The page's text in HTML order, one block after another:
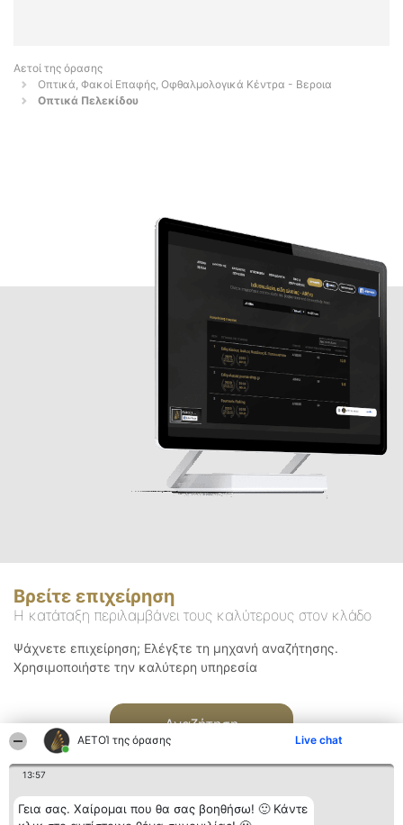
ΑΕΤΟΊ της όρασης Live chat
13:57
Γεια σας. Χαίρομαι που θα σας βοηθήσω! 🙂 Κάντε
Αετοί της όρασης
Οπτικά, Φακοί Επαφής, Οφθαλμολογικά Κέντρα - Βεροια
Οπτικά Πελεκίδου
Βρείτε επιχείρηση
Η κατάταξη περιλαμβάνει τους καλύτερους στον κλάδο
Ψάχνετε επιχείρηση; Ελέγξτε τη μηχανή αναζήτησης.
Χρησιμοποιήστε την καλύτερη υπηρεσία
Αναζήτηση